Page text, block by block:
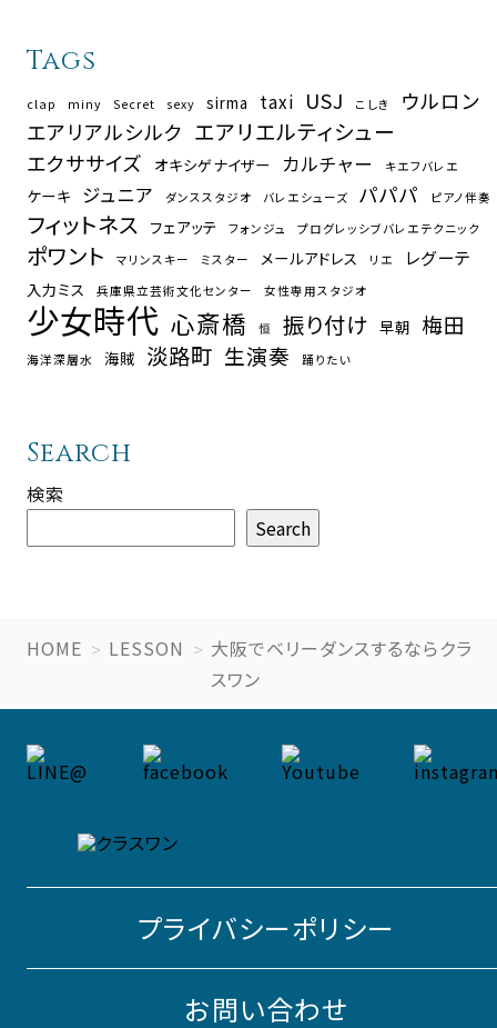
Tags
clap miny Secret sexy sirma taxi USJ こしき
ウルロン
エアリアルシルク エアリエルティシュー
エクササイズ オキシゲナイザー カルチャー キエフバレエ
ケーキ ジュニア ダンススタジオ バレエシューズ パパパ ピアノ伴奏
フィットネス フェアッテ フォンジュ プログレッシブバレエテクニック
ポワント マリンスキー ミスター メールアドレス リエ レグーテ
入力ミス 兵庫県立芸術文化センター 女性専用スタジオ
少女時代 心斎橋 恒 振り付け 早朝 梅田
海洋深層水 海賊 淡路町 生演奏 踊りたい
Search
検索
Search
HOME LESSON
大阪でベリーダンスするならクラ
スワン
プライバシーポリシー
お問い合わせ